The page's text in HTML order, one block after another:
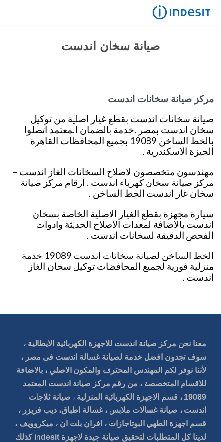
صيانة سخان اندست
مركز صيانة سخانات اندست
صيانة سخانات اندست بقطع غيار اصلية من توكيل
سخان اندست بمصر .خدمة بالضمان المعتمد اتصلوا
بالخط الساخن 19089 بجميع المحافظات القاهرة
الجيزة الاسكندرية .
مهندسون متخصصون لاصلاح السخانات الغاز اندست –
مركز صيانة سخان كهرباء اندست . ارقام مركز صيانة
سخان غاز اندست الخط الساخن .
سيارة مجهزة بقطع الغيار الاصلية الخاصة بسخان
اندست بالاضافة لمعدات الاصلاح الحديثة وادوات
الفحص الدقيقة لسخانات اندست .
الخط الساخن لصيانة سخانات اندست 19089 خدمة
منزلية فورية لجميع المحافظات توكيل سخان الغاز
اندست .
معنا نحن مركز صيانة اندست للاجهزة الكهربائية الايطالية ،
سوف تجدون افضل خدمة لصيانة غسالة اندست فى مصر ،
لأننا نوفر لكم المهندس المحترف والمكون الاصلي ، بالاضافة
للاقسام المتخصصة ، من رقم مركز صيانة اندست المعتمد
19089 ، قسم الاجهزة الكهربائية المنزلية ، صيانة ثلاجات
اندست ، صيانة غسالات ملابس ، غسالة اطباق، ديب فريزر ،
قسم اجهزة الطهي البوتاجازات ، افران بلت ان ، ميكروويف ،
لدينا كل المتطلبات لتحقيق صيانة جيدة لاجهزة indesit كذلك